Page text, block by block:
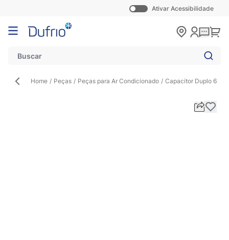
Ativar Acessibilidade
Pular para o conteúdo
Home / Peças / Peças para Ar Condicionado / Capacitor Duplo